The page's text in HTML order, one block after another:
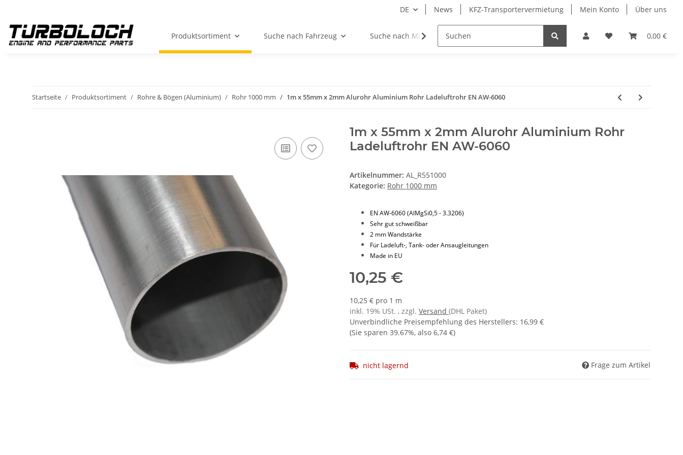
DE News KFZ-Transportervermietung Mein Konto Über uns
0,00 €
Produktsortiment Suche nach Fahrzeug Suche nach Motor Sonderangebote Merchandising
Startseite Produktsortiment Rohre & Bögen (Aluminium) Rohr 1000 mm 1m x 55mm x 2mm Alurohr Aluminium Rohr Ladeluftrohr EN AW-6060
1m x 55mm x 2mm Alurohr Aluminium Rohr
Ladeluftrohr EN AW-6060
Artikelnummer: AL_R551000
Kategorie: Rohr 1000 mm
EN AW-6060 (AlMgSi0,5 - 3.3206)
Sehr gut schweißbar
2 mm Wandstärke
Für Ladeluft-, Tank- oder Ansaugleitungen
Made in EU
10,25 €
10,25 € pro 1 m
inkl. 19% USt. , zzgl. Versand (DHL Paket)
Unverbindliche Preisempfehlung des Herstellers: 16,99 €
(Sie sparen 39.67%, also 6,74 €)
nicht lagernd Frage zum Artikel